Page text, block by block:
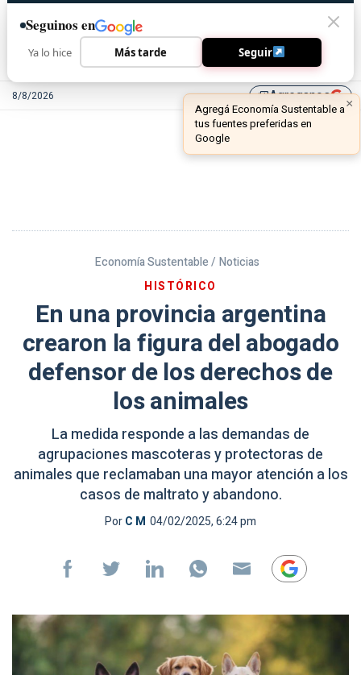
8/8/2026 library_addAgreganos
Economía Sustentable / Noticias
HISTÓRICO
En una provincia argentina
crearon la figura del abogado
defensor de los derechos de
los animales
La medida responde a las demandas de
agrupaciones mascoteras y protectoras de
animales que reclamaban una mayor atención a los
casos de maltrato y abandono.
PorC M 04/02/2025, 6:24 pm
Seguinos en
Ya lo hice Más tarde Seguir